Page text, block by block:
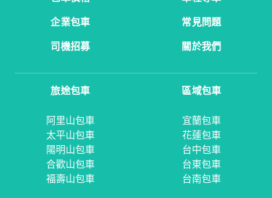
企業包車
常見問題
司機招募
關於我們
旅途包車
阿里山包車
太平山包車
陽明山包車
合歡山包車
福壽山包車
區域包車
宜蘭包車
花蓮包車
台中包車
台東包車
台南包車